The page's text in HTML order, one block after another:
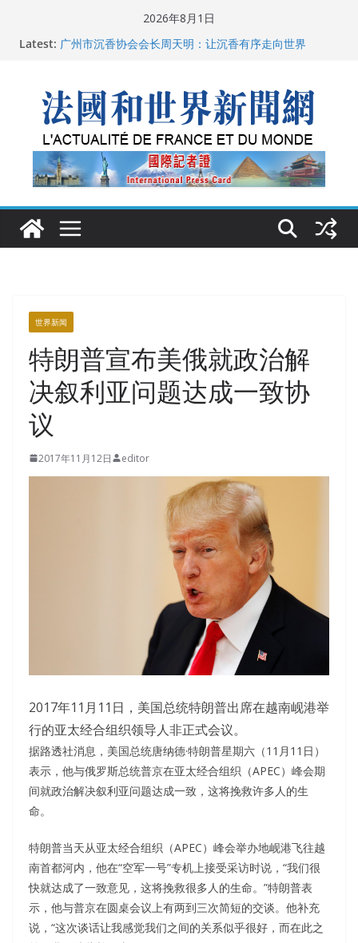
2026年8月1日
Latest: 广州市沉香协会会长周天明：让沉香有序走向世界
从一杯沉香叶茶到一缕海南天香：加拿大茶艺师邓岚月
海南沉香文化考察纪行
父亲的日记
世界新闻
特朗普宣布美俄就政治解
决叙利亚问题达成一致协
议
2017年11月12日 editor
2017年11月11日，美国总统特朗普出席在越南岘港举
行的亚太经合组织领导人非正式会议。
据路透社消息，美国总统唐纳德·特朗普星期六（11月11日）
表示，他与俄罗斯总统普京在亚太经合组织（APEC）峰会期
间就政治解决叙利亚问题达成一致，这将挽救许多人的生
命。
特朗普当天从亚太经合组织（APEC）峰会举办地岘港飞往越
南首都河内，他在“空军一号”专机上接受采访时说，“我们很
快就达成了一致意见，这将挽救很多人的生命。”特朗普表
示，他与普京在圆桌会议上有两到三次简短的交谈。他补充
说，“这次谈话让我感觉我们之间的关系似乎很好，而在此之